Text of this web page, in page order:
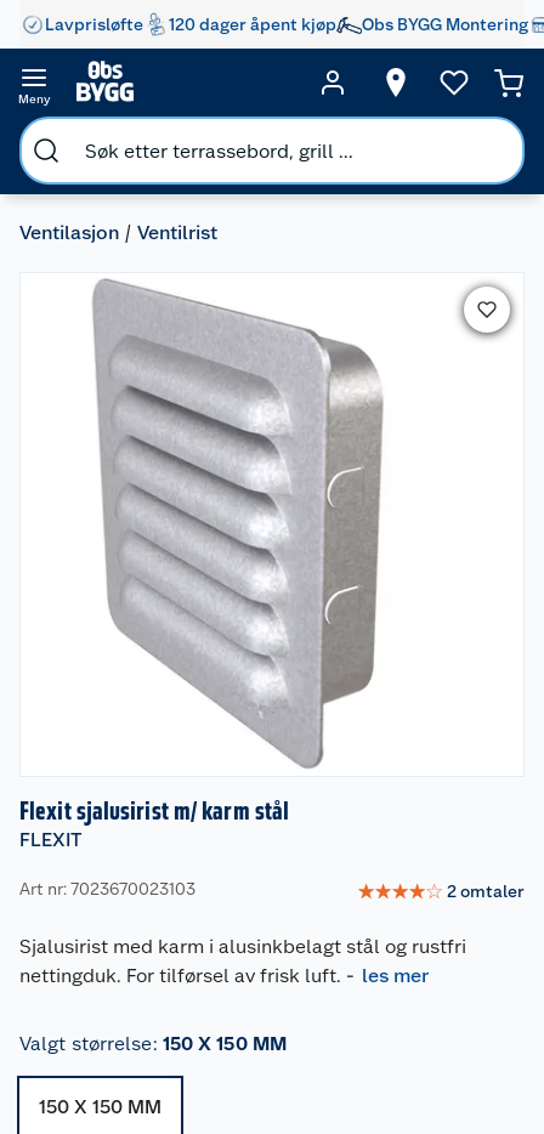
Lavprisløfte 120 dager åpent kjøp Obs BYGG Montering
Meny
Ventilasjon Ventilrist
Flexit sjalusirist m/ karm stål
FLEXIT
Art nr: 7023670023103 ☆☆☆☆☆ 2omtaler
Sjalusirist med karm i alusinkbelagt stål og rustfri
nettingduk. For tilførsel av frisk luft. - les mer
Valgt størrelse: 150 X 150 MM
150 X 150 MM